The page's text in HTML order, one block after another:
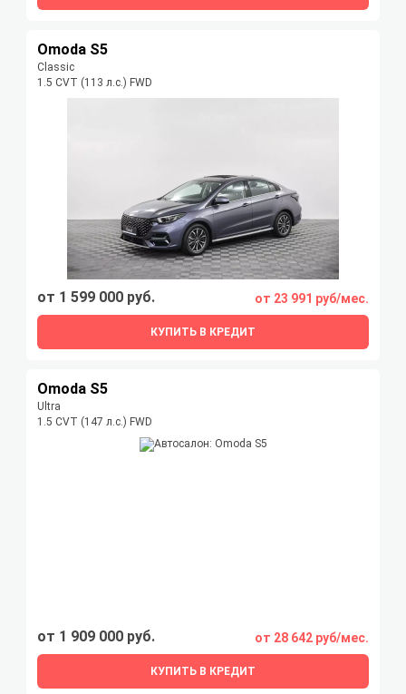
Omoda S5
Classic
1.5 CVT (113 л.с.) FWD
от 1 599 000 руб. от 23 991 руб/мес.
КУПИТЬ В КРЕДИТ
Omoda S5
Ultra
1.5 CVT (147 л.с.) FWD
от 1 909 000 руб. от 28 642 руб/мес.
КУПИТЬ В КРЕДИТ